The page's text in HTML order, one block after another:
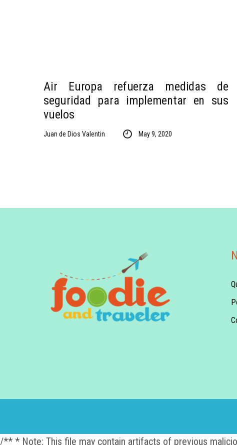
Air Europa refuerza medidas de
seguridad para implementar en sus
vuelos
Juan de Dios Valentin May 9, 2020
/** * Note: This file may contain artifacts of previous